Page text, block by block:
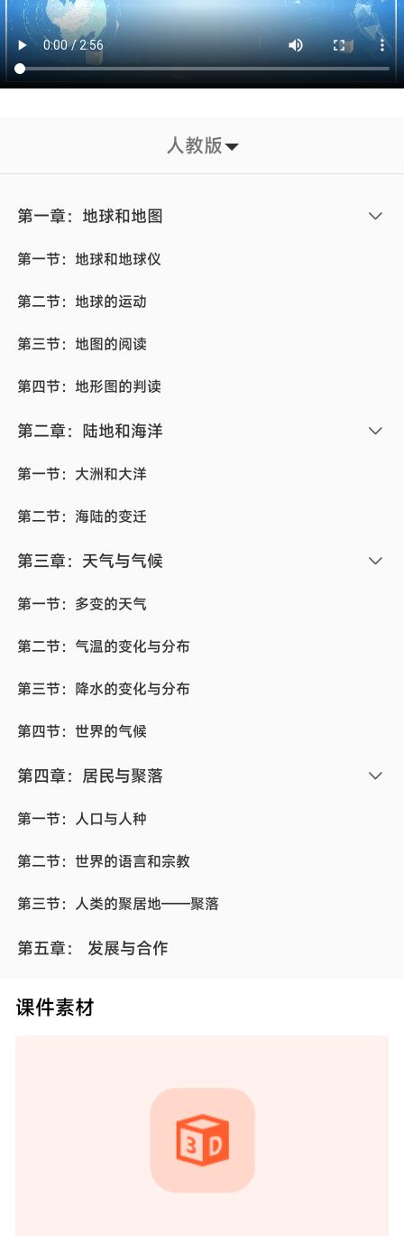
人教版
第一章：地球和地图
第一节：地球和地球仪
第二节：地球的运动
第三节：地图的阅读
第四节：地形图的判读
第二章：陆地和海洋
第一节：大洲和大洋
第二节：海陆的变迁
第三章：天气与气候
第一节：多变的天气
第二节：气温的变化与分布
第三节：降水的变化与分布
第四节：世界的气候
第四章：居民与聚落
第一节：人口与人种
第二节：世界的语言和宗教
第三节：人类的聚居地——聚落
第五章： 发展与合作
第一章：地球
课件素材